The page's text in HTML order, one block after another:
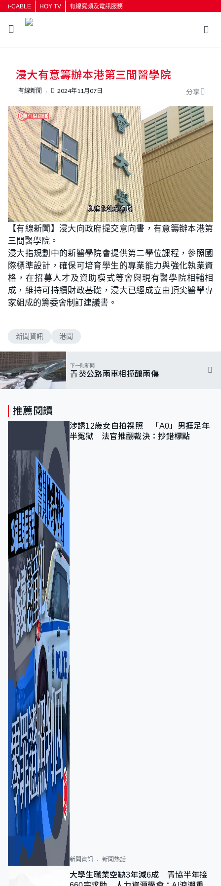
i-CABLE HOY TV 有線寬頻及電訊服務
按輸入鍵開始搜尋
浸大有意籌辦本港第三間醫學院
有線新聞 2024年11月07日 分享
U
n
m
t
e
L
o
a
d
:
9
0
.
9
1
%
【有線新聞】浸大向政府提交意向書，有意籌辦本港第
三間醫學院。
浸大指規劃中的新醫學院會提供第二學位課程，參照國
際標準設計，確保可培育學生的專業能力與強化執業資
格，在招募人才及資助模式等會與現有醫學院相輔相
成，維持可持續財政基礎，浸大已經成立由頂尖醫學專
家組成的籌委會制訂建議書。
新聞資訊 港聞
下一則新聞
青葵公路兩車相撞釀兩傷
推薦閱讀
涉誘12歲女自拍祼照 「A0」男捱足年
半冤獄 法官推翻裁決：抄錯標點
新聞資訊 新聞熱話
大學生職業空缺3年減6成 青協半年接